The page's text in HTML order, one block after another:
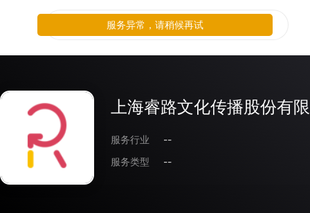
上海睿路文化传播股份有
服务行业
--
服务类型
--
服务异常，请稍候再试